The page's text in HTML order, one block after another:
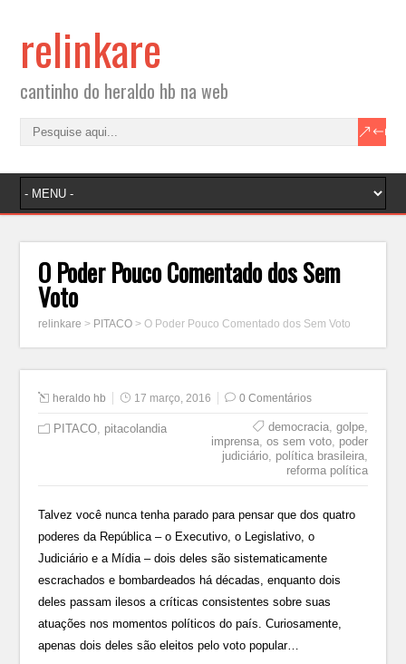
relinkare
cantinho do heraldo hb na web
O Poder Pouco Comentado dos Sem
Voto
relinkare > PITACO >O Poder Pouco Comentado dos Sem Voto
heraldo hb 17 março, 2016 0 Comentários
PITACO, pitacolandia democracia, golpe,
imprensa, os sem voto, poder
judiciário, política brasileira,
reforma política
Talvez você nunca tenha parado para pensar que dos quatro
poderes da República – o Executivo, o Legislativo, o
Judiciário e a Mídia – dois deles são sistematicamente
escrachados e bombardeados há décadas, enquanto dois
deles passam ilesos a críticas consistentes sobre suas
atuações nos momentos políticos do país. Curiosamente,
apenas dois deles são eleitos pelo voto popular…